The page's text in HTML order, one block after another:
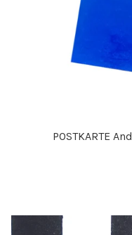
POSTKARTE